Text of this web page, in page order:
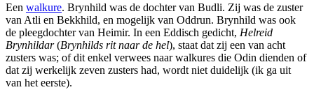
Een walkure. Brynhild was de dochter van Budli. Zij was de zuster
van Atli en Bekkhild, en mogelijk van Oddrun. Brynhild was ook
de pleegdochter van Heimir. In een Eddisch gedicht, Helreid
Brynhildar(Brynhilds rit naar de hel), staat dat zij een van acht
zusters was; of dit enkel verwees naar walkures die Odin dienden of
dat zij werkelijk zeven zusters had, wordt niet duidelijk (ik ga uit
van het eerste).